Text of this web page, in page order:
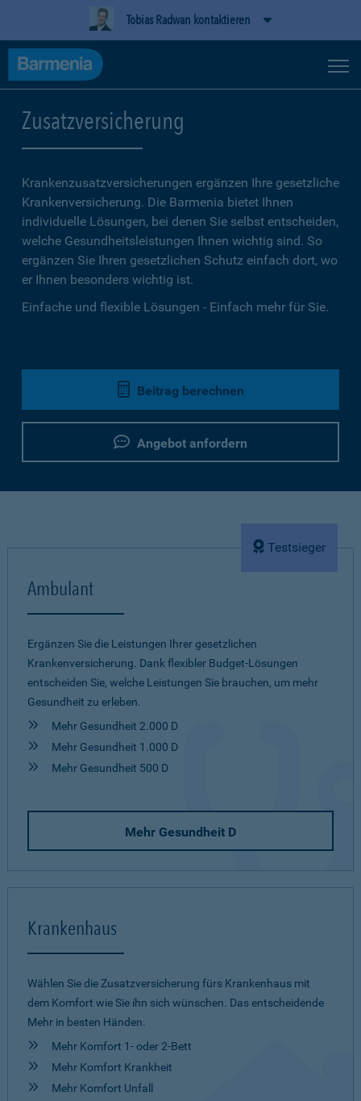
Tobias Radwan kontaktieren
Zusatzversicherung
Krankenzusatzversicherungen ergänzen Ihre gesetzliche
Kranken­versicherung. Die Barmenia bietet Ihnen
individuelle Lösungen, bei denen Sie selbst entscheiden,
welche Gesundheitsleistungen Ihnen wichtig sind. So
ergänzen Sie Ihren gesetzlichen Schutz einfach dort, wo
er Ihnen besonders wichtig ist.
Einfache und flexible Lösungen - Einfach mehr für Sie.
Beitrag berechnen
Angebot anfordern
Testsieger
Ambulant
Ergänzen Sie die Leistungen Ihrer gesetzlichen
Krankenversicherung. Dank flexibler Budget-Lösungen
entscheiden Sie, welche Leistungen Sie brauchen, um mehr
Gesundheit zu erleben.
Mehr Gesundheit 2.000 D
Mehr Gesundheit 1.000 D
Mehr Gesundheit 500 D
Mehr Gesundheit D
Krankenhaus
Wählen Sie die Zusatzversicherung fürs Krankenhaus mit
dem Komfort wie Sie ihn sich wünschen. Das entscheidende
Mehr in besten Händen.
Mehr Komfort 1- oder 2-Bett
Mehr Komfort Krankheit
Mehr Komfort Unfall